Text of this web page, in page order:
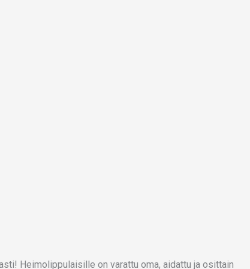
Heimolippulaisille on varattu oma, aidattu ja osittain